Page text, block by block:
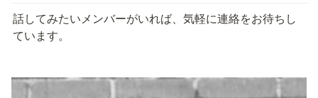
話してみたいメンバーがいれば、気軽に連絡をお待ちし
ています。